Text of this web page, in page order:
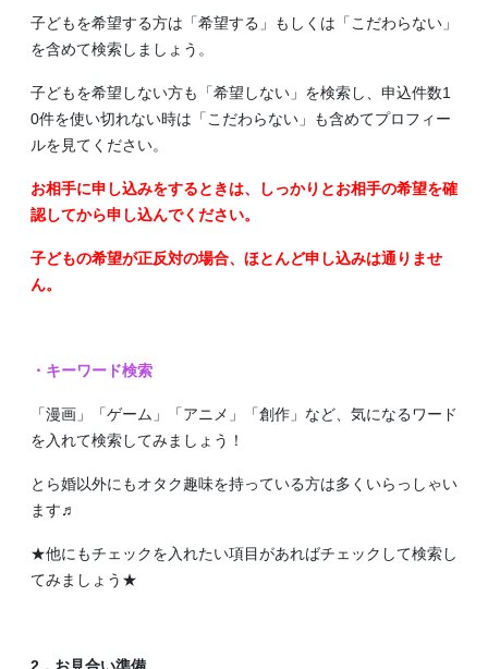
子どもを希望する方は「希望する」もしくは「こだわらない」
を含めて検索しましょう。
子どもを希望しない方も「希望しない」を検索し、申込件数1
0件を使い切れない時は「こだわらない」も含めてプロフィー
ルを見てください。
お相手に申し込みをするときは、しっかりとお相手の希望を確
認してから申し込んでください。
子どもの希望が正反対の場合、ほとんど申し込みは通りませ
ん。
・キーワード検索
「漫画」「ゲーム」「アニメ」「創作」など、気になるワード
を入れて検索してみましょう！
とら婚以外にもオタク趣味を持っている方は多くいらっしゃい
ます♬
★他にもチェックを入れたい項目があればチェックして検索し
てみましょう★
2．お見合い準備